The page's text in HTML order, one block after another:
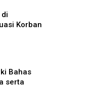
di
Korban
Bahas
serta